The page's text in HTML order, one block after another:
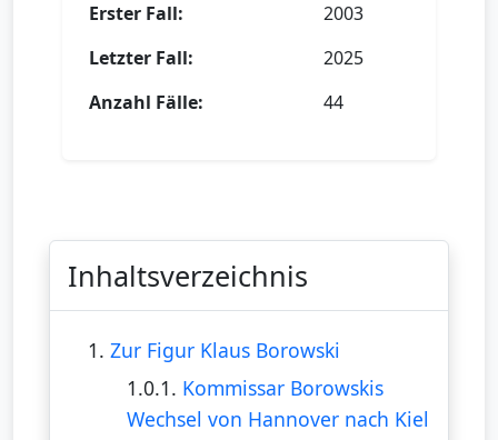
Erster Fall:
2003
Letzter Fall:
2025
Anzahl Fälle:
44
Inhaltsverzeichnis
1. Zur Figur Klaus Borowski
1.0.1. Kommissar Borowskis
Wechsel von Hannover nach Kiel